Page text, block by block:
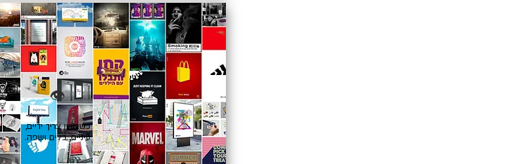
👁️
כשרעיון צריך ידיים,
עיניים, כלים ושפה.